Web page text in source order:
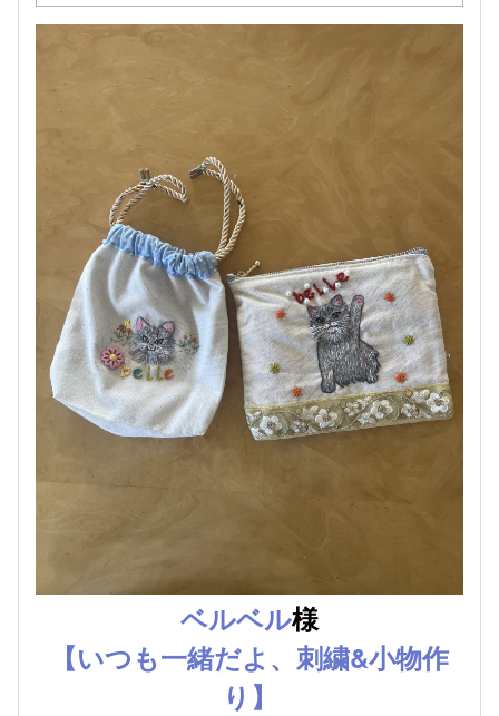
ベルベル様
【いつも一緒だよ、刺繍&小物作
り】